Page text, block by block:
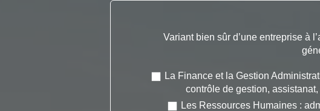
Variant bien sûr d’une entreprise à
La Finance et la Gestion
contrôle de gestion,
Les Ressources Humaines :